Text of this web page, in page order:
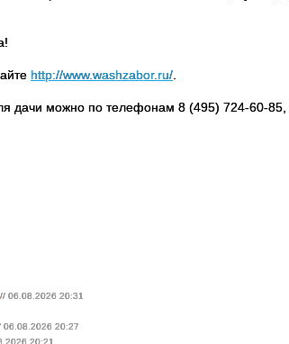
http://www.washzabor.ru/
дачи можно по телефонам 8 (495) 724-60-
// 06.08.2026 20:31
06.08.2026 20:27
20:21